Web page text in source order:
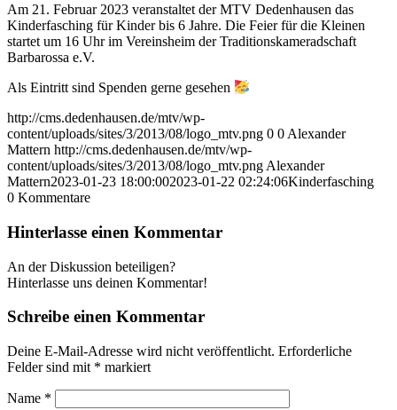
Am 21. Februar 2023 veranstaltet der MTV Dedenhausen das
Kinderfasching für Kinder bis 6 Jahre. Die Feier für die Kleinen
startet um 16 Uhr im Vereinsheim der Traditionskameradschaft
Barbarossa e.V.
Als Eintritt sind Spenden gerne gesehen
http://cms.dedenhausen.de/mtv/wp-
content/uploads/sites/3/2013/08/logo_mtv.png 0 0 Alexander
Mattern http://cms.dedenhausen.de/mtv/wp-
content/uploads/sites/3/2013/08/logo_mtv.png Alexander
Mattern2023-01-23 18:00:002023-01-22 02:24:06Kinderfasching
0 Kommentare
Hinterlasse einen Kommentar
An der Diskussion beteiligen?
Hinterlasse uns deinen Kommentar!
Schreibe einen Kommentar
Deine E-Mail-Adresse wird nicht veröffentlicht. Erforderliche
Felder sind mit * markiert
Name *